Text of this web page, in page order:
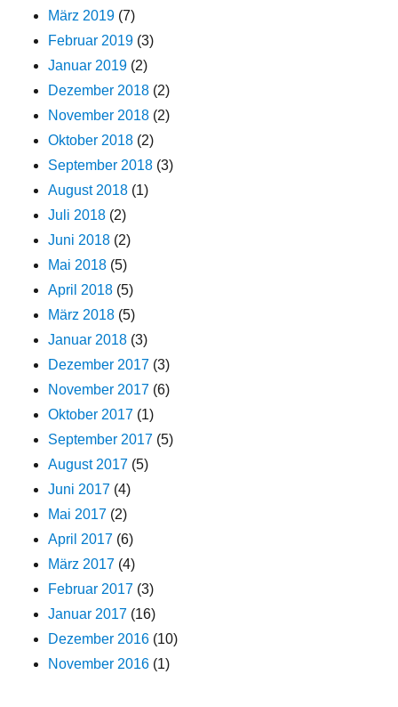
März 2019 (7)
Februar 2019 (3)
Januar 2019 (2)
Dezember 2018 (2)
November 2018 (2)
Oktober 2018 (2)
September 2018 (3)
August 2018 (1)
Juli 2018 (2)
Juni 2018 (2)
Mai 2018 (5)
April 2018 (5)
März 2018 (5)
Januar 2018 (3)
Dezember 2017 (3)
November 2017 (6)
Oktober 2017 (1)
September 2017 (5)
August 2017 (5)
Juni 2017 (4)
Mai 2017 (2)
April 2017 (6)
März 2017 (4)
Februar 2017 (3)
Januar 2017 (16)
Dezember 2016 (10)
November 2016 (1)